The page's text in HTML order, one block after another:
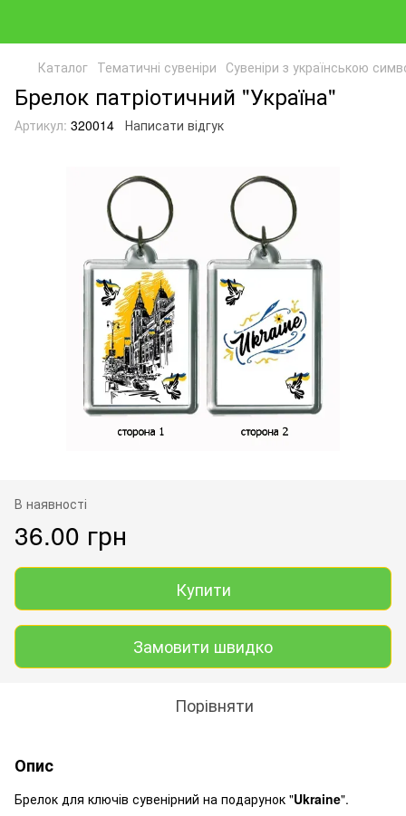
Каталог Тематичні сувеніри Сувеніри з українською
Брелок патріотичний "Україна"
Артикул: 320014 Написати відгук
В наявності
36.00 грн
Купити
Замовити швидко
Порівняти
Опис
Брелок для ключів сувенірний на подарунок "Ukraine".